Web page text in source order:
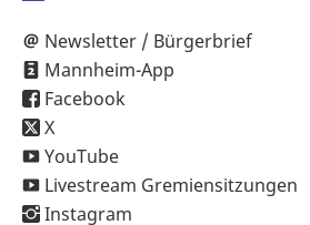
Newsletter / Bürgerbrief
Mannheim-App
Facebook
X
YouTube
Livestream Gremiensitzungen
Instagram